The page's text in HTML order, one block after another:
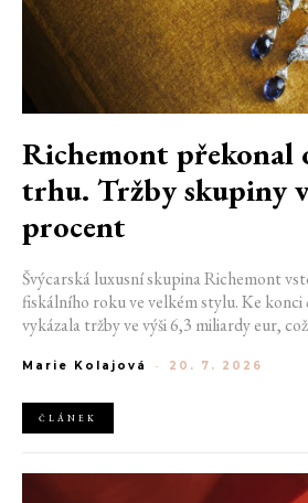
Richemont překonal
trhu. Tržby skupiny
procent
Švýcarská luxusní skupina Richemont
fiskálního roku ve velkém stylu. Ke
vykázala tržby ve výši 6,3 miliardy eur,
luxusním zůstává i přes přetrvávající
Marie Kolajová - 20. 7. 2026
ČLÁNEK